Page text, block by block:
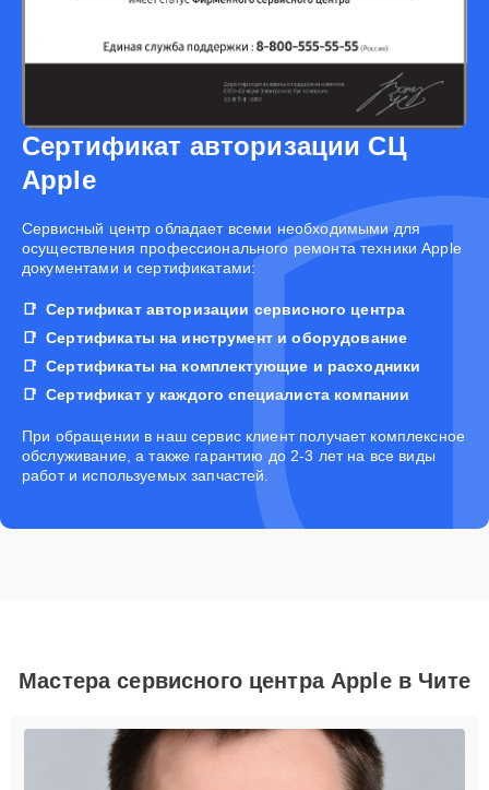
Сертификат авторизации СЦ
Apple
Cервисный центр обладает всеми необходимыми для
осуществления профессионального ремонта техники Apple
документами и сертификатами:
Сертификат авторизации сервисного центра
Сертификаты на инструмент и оборудование
Сертификаты на комплектующие и расходники
Сертификат у каждого специалиста компании
При обращении в наш сервис клиент получает комплексное
обслуживание, а также гарантию до 2-3 лет на все виды
работ и используемых запчастей.
Мастера сервисного центра Apple в Чите